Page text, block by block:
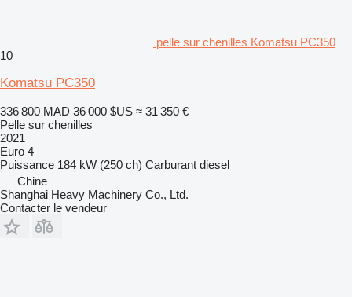
pelle sur chenilles Komatsu PC350
10
Komatsu PC350
336 800 MAD 36 000 $US ≈ 31 350 €
Pelle sur chenilles
2021
Euro 4
Puissance 184 kW (250 ch) Carburant diesel
Chine
Shanghai Heavy Machinery Co., Ltd.
Contacter le vendeur